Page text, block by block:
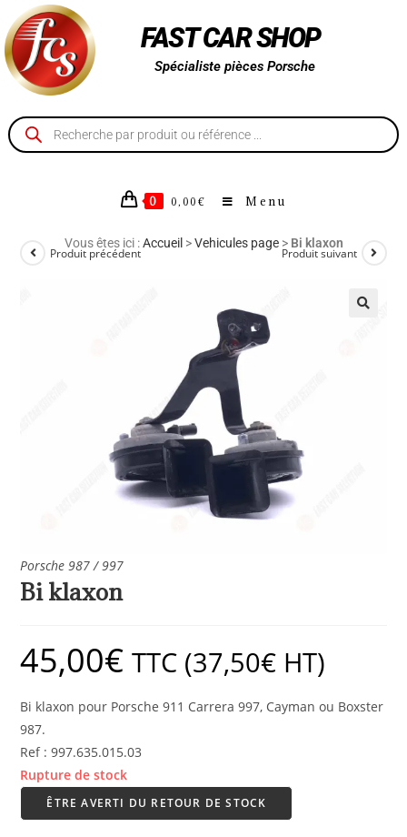
FAST CAR SHOP
Spécialiste pièces Porsche
0 0,00 € Menu
Vous êtes ici :Accueil >Vehicules page> Bi klaxon
Produit précédent Produit suivant
Porsche 987 / 997
Bi klaxon
45,00€ TTC (37,50€ HT)
Bi klaxon pour Porsche 911 Carrera 997, Cayman ou Boxster
987.
Ref : 997.635.015.03
Rupture de stock
ÊTRE AVERTI DU RETOUR DE STOCK